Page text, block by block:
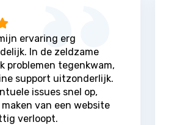
ervaring erg
In de zeldzame
problemen tegenkwam,
support uitzonderlijk.
issues snel op,
van een website
verloopt.